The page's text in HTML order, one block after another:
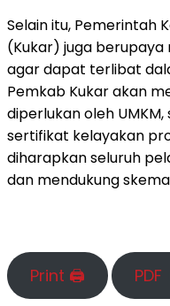
Selain itu, Pemerintah
(Kukar) juga berupaya
agar dapat terlibat
Pemkab Kukar akan
diperlukan oleh
sertifikat kelayakan
diharapkan seluruh
dan mendukung
Print 🖨 PDF